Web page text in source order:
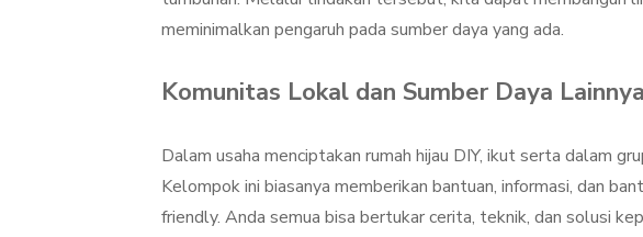
meminimalkan pengaruh pada sumber daya yang ada.
Komunitas Lokal dan Sumber Daya Lainnya
Dalam usaha menciptakan rumah hijau DIY, ikut serta dalam
Kelompok ini biasanya memberikan bantuan, informasi, dan
friendly. Anda semua bisa bertukar cerita, teknik, dan solusi